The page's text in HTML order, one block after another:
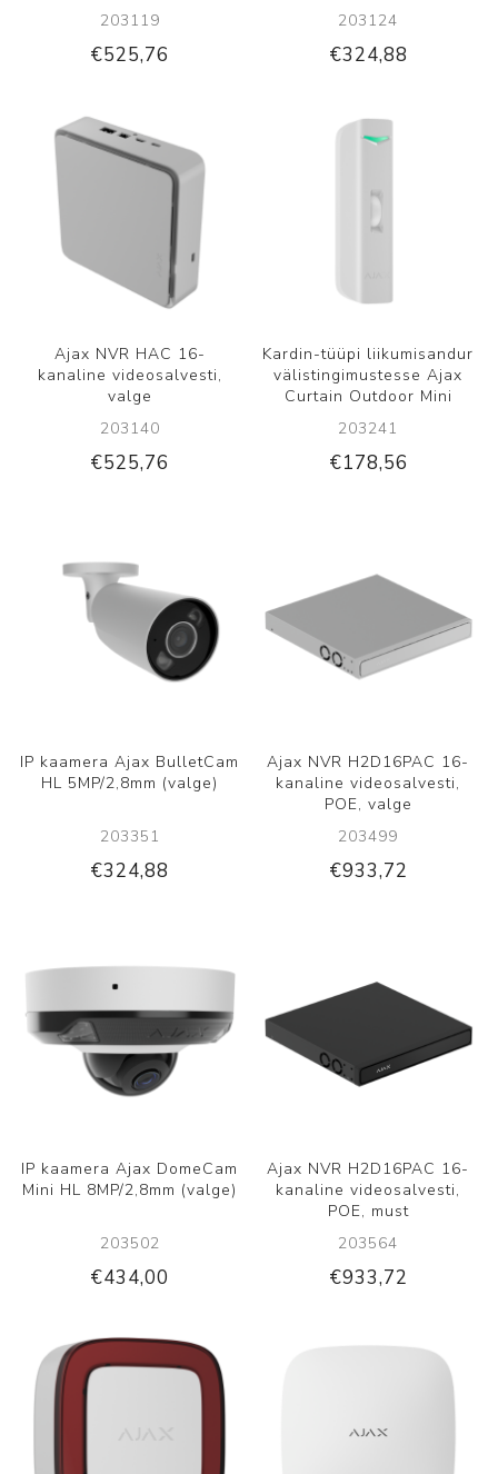
203119
€525,76
203124
€324,88
Ajax NVR HAC 16-
kanaline videosalvesti,
valge
203140
€525,76
Kardin-tüüpi liikumisandur
välistingimustesse Ajax
Curtain Outdoor Mini
203241
€178,56
IP kaamera Ajax BulletCam
HL 5MP/2,8mm (valge)
203351
€324,88
Ajax NVR H2D16PAC 16-
kanaline videosalvesti,
POE, valge
203499
€933,72
IP kaamera Ajax DomeCam
Mini HL 8MP/2,8mm (valge)
203502
€434,00
Ajax NVR H2D16PAC 16-
kanaline videosalvesti,
POE, must
203564
€933,72